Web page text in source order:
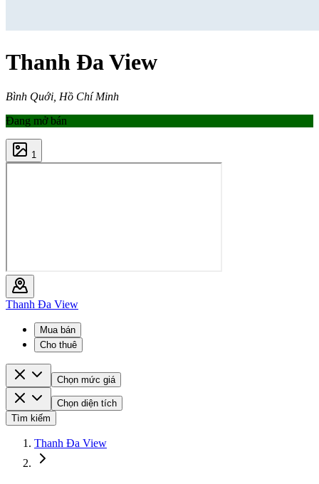
Thanh Đa View
Bình Quới, Hồ Chí Minh
Đang mở bán
1
Thanh Đa View
Mua bán
Cho thuê
Chọn mức giá
Chọn diện tích
Tìm kiếm
Thanh Đa View